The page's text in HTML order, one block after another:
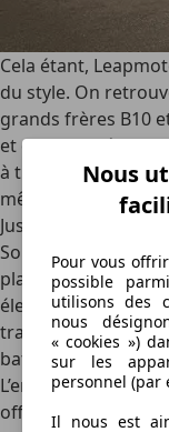
Cela étant,
du style. On
grands frères B10
et des poignées de
à trois traits à
même logique.
Jusqu’à 482 km
Sous cette
plateforme et, en
électrique. Un
train avant
batteries offrent
L’entrée de gamme
offre jusqu’à 401
Nous
Pour vous
possible
utilisons des
nous
« cookies »)
sur les
personnel (par
Il nous est